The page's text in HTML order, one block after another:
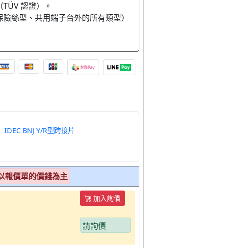
認證）。
絲型、共用端子台外的所有類型）
IDEC BNJ Y/R型跨接片
報價單的價錢為主
加入詢價
請詢價